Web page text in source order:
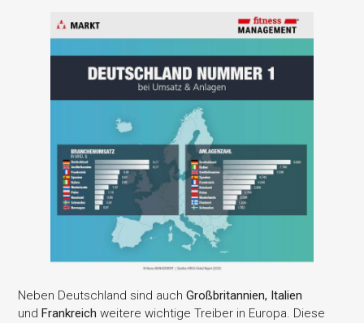
Neben Deutschland sind auchGroßbritannien, Italien
und Frankreich weitere wichtige Treiber in Europa. Diese